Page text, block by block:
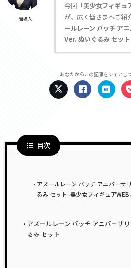
管理人
今回「美少女フィギュ
が、広く皆さまへご紹
ールレーン バッチ ア
Ver. ぬいぐるみ セット
あなたからこの記事をシェアし
目次
アズールレーン バッチ アニバーサ
るみ セット–美少女フィギュアWEB
アズールレーン バッチ アニバーサ
るみ セット